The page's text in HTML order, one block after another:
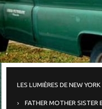
LES LUMIÈRES DE NEW YORK
FATHER MOTHER SISTER